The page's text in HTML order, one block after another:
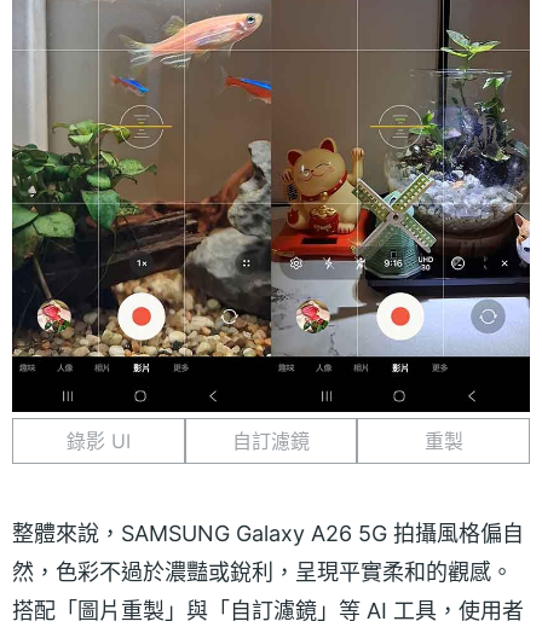
錄影 UI 自訂濾鏡 重製
整體來說，SAMSUNG Galaxy A26 5G 拍攝風格偏自
然，色彩不過於濃豔或銳利，呈現平實柔和的觀感。
搭配「圖片重製」與「自訂濾鏡」等 AI 工具，使用者